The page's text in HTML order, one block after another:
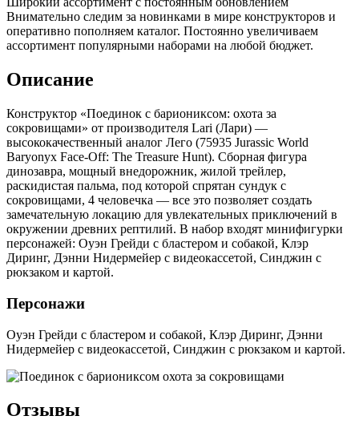
Внимательно следим за новинками в мире конструкторов и
оперативно пополняем каталог. Постоянно увеличиваем
ассортимент популярными наборами на любой бюджет.
Описание
Конструктор «Поединок с бариониксом: охота за
сокровищами» от производителя Lari (Лари) —
высококачественный аналог Лего (75935 Jurassic World
Baryonyx Face-Off: The Treasure Hunt). Сборная фигура
динозавра, мощный внедорожник, жилой трейлер,
раскидистая пальма, под которой спрятан сундук с
сокровищами, 4 человечка — все это позволяет создать
замечательную локацию для увлекательных приключений в
окружении древних рептилий. В набор входят минифигурки
персонажей: Оуэн Грейди с бластером и собакой, Клэр
Диринг, Дэнни Нидермейер с видеокассетой, Синджин с
рюкзаком и картой.
Персонажи
Оуэн Грейди с бластером и собакой, Клэр Диринг, Дэнни
Нидермейер с видеокассетой, Синджин с рюкзаком и картой.
Отзывы